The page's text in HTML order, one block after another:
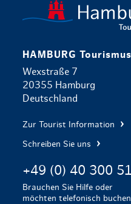
HAMBURG
Wexstraße 7
20355 Hamburg
Deutschland
Zur Tourist Information
Schreiben Sie uns
+49 (0) 40 300
Brauchen Sie Hilfe oder
möchten telefonisch